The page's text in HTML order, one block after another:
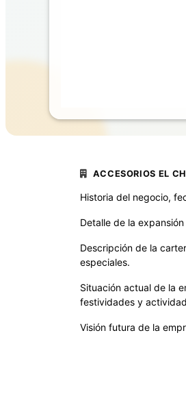
ACCESORIOS EL
Historia del negocio,
Detalle de la
Descripción de la
especiales.
Situación actual de la
festividades y
Visión futura de la